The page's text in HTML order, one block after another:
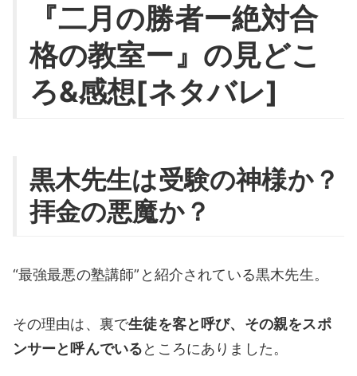
『二月の勝者ー絶対合
格の教室ー』の見どこ
ろ&感想[ネタバレ]
黒木先生は受験の神様か？
拝金の悪魔か？
“最強最悪の塾講師”と紹介されている黒木先生。
その理由は、裏で生徒を客と呼び、その親をスポ
ンサーと呼んでいるところにありました。